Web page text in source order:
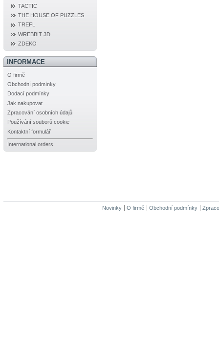
TACTIC
THE HOUSE OF PUZZLES
TREFL
WREBBIT 3D
ZDEKO
INFORMACE
O firmě
Obchodní podmínky
Dodací podmínky
Jak nakupovat
Zpracování osobních údajů
Používání souborů cookie
Kontaktní formulář
International orders
Novinky O firmě Obchodní podmínky